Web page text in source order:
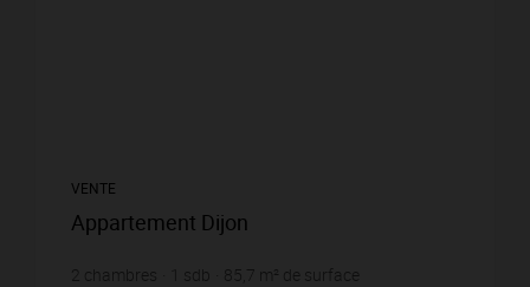
VENTE
Appartement Dijon
2 chambres sdb 85,7 m² de surface